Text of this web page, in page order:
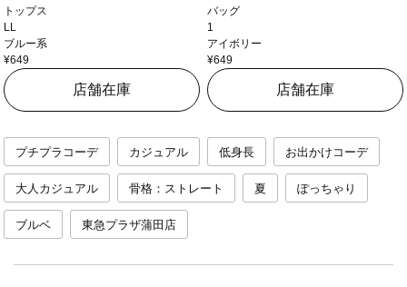
トップス
LL
ブルー系
¥649
店舗在庫
バッグ
1
アイボリー
¥649
店舗在庫
プチプラコーデ カジュアル 低身長 お出かけコーデ
大人カジュアル 骨格：ストレート 夏 ぽっちゃり
ブルベ 東急プラザ蒲田店